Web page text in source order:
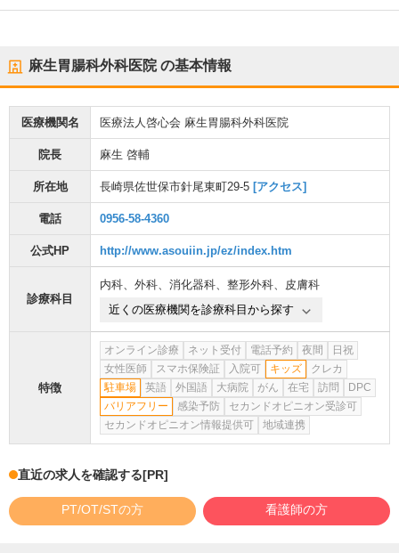
麻生胃腸科外科医院の基本情報
医療機関名 医療法人啓心会 麻生胃腸科外科医院
院長 麻生 啓輔
所在地 長崎県佐世保市針尾東町29-5 [アクセス]
電話 0956-58-4360
公式HP http://www.asouiin.jp/ez/index.htm
診療科目
内科、 外科、 消化器科、 整形外科、 皮膚科
近くの医療機関を診療科目から探す
特徴
オンライン診療 ネット受付 電話予約 夜間
日祝
女性医師
スマホ保険証 入院可 キッズ
クレカ
駐車場
英語 外国語 大病院 がん 在宅 訪問
DPC
バリアフリー
感染予防
セカンドオピニオン受診可
セカンドオピニオン情報提供可
地域連携
直近の求人を確認する[PR]
PT/OT/STの方 看護師の方